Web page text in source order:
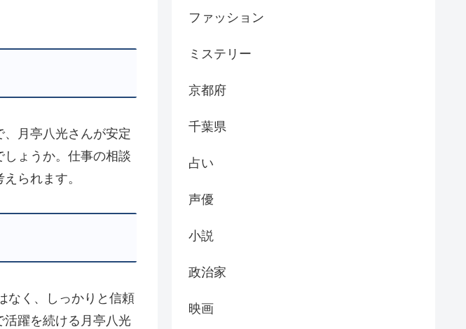
月亭八光さんが安定
ょうか。仕事の相談
られます。
なく、しっかりと信頼
躍を続ける月亭八光
ファッション
ミステリー
京都府
千葉県
占い
声優
小説
政治家
映画